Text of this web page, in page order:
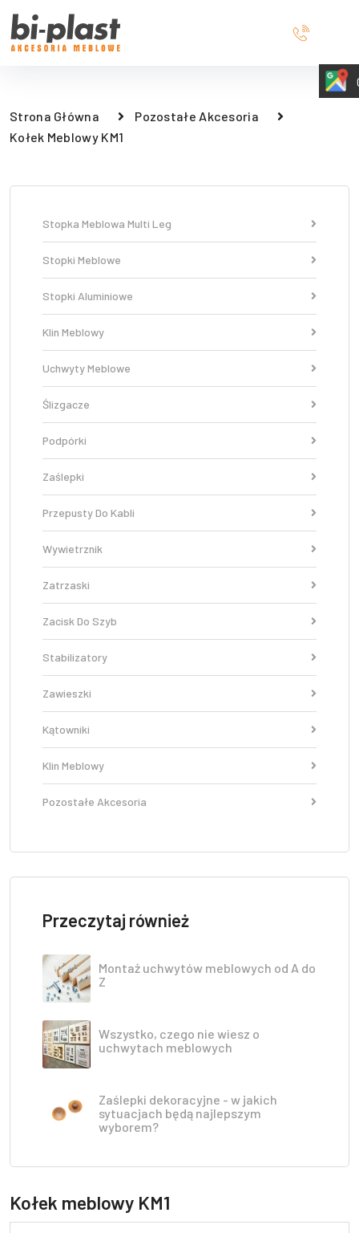
Strona Główna
Pozostałe Akcesoria
Kołek Meblowy KM1
Stopka Meblowa Multi Leg
Stopki Meblowe
Stopki Aluminiowe
Klin Meblowy
Uchwyty Meblowe
Ślizgacze
Podpórki
Zaślepki
Przepusty Do Kabli
Wywietrznik
Zatrzaski
Zacisk Do Szyb
Stabilizatory
Zawieszki
Kątowniki
Klin Meblowy
Pozostałe Akcesoria
Przeczytaj również
Montaż uchwytów meblowych od A do
Z
Wszystko, czego nie wiesz o
uchwytach meblowych
Zaślepki dekoracyjne - w jakich
sytuacjach będą najlepszym
wyborem?
Kołek meblowy KM1